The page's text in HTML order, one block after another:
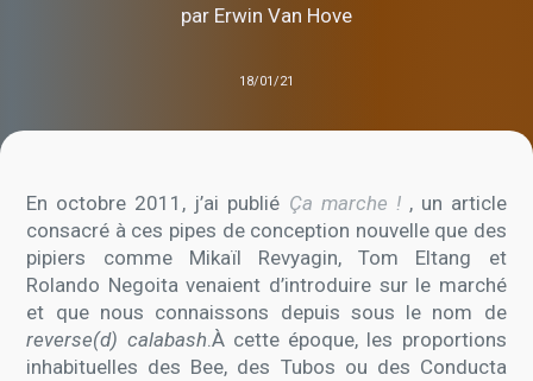
par Erwin Van Hove
18/01/21
En octobre 2011, j’ai publié Ça marche ! , un article
consacré à ces pipes de conception nouvelle que des
pipiers comme Mikaïl Revyagin, Tom Eltang et
Rolando Negoita venaient d’introduire sur le marché
et que nous connaissons depuis sous le nom de
reverse(d) calabash.À cette époque, les proportions
inhabituelles des Bee, des Tubos ou des Conducta